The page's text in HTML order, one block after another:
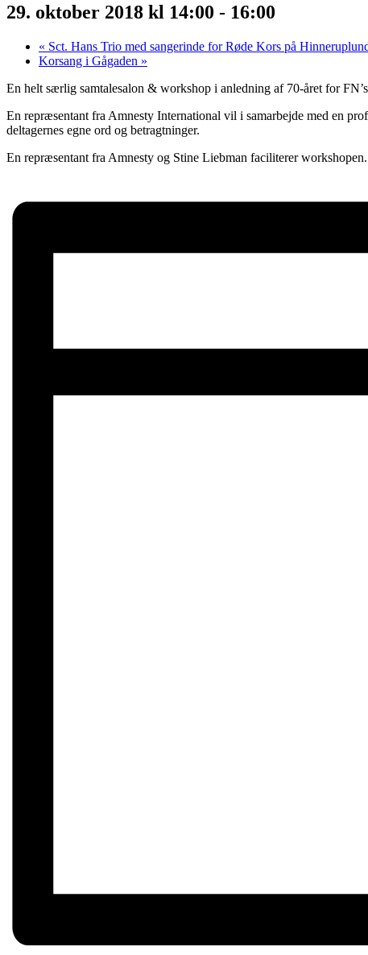
29. oktober 2018 kl 14:00 - 16:00
« Sct. Hans Trio med sangerinde for Røde Kors på
Korsang i Gågaden »
En helt særlig samtalesalon & workshop i anledning af 70-året for
En repræsentant fra Amnesty International vil i samarbejde med en
deltagernes egne ord og betragtninger.
En repræsentant fra Amnesty og Stine Liebman faciliterer workshopen.